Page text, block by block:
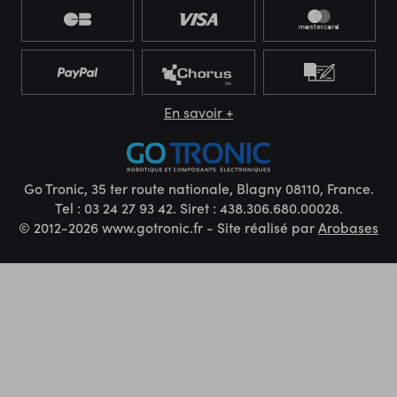
En savoir +
Go Tronic, 35 ter route nationale, Blagny 08110, France.
Tel : 03 24 27 93 42. Siret : 438.306.680.00028.
© 2012-2026 www.gotronic.fr - Site réalisé parArobases